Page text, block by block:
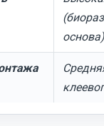
основа)